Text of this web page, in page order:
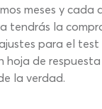
meses y cada
tendrás la
para el
hoja de respuesta
la verdad.